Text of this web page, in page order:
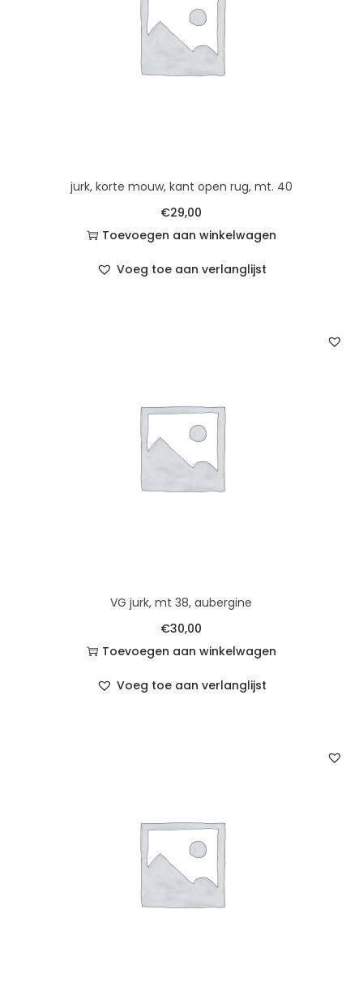
jurk, korte mouw, kant open rug, mt. 40
€29,00
Toevoegen aan winkelwagen
Voeg toe aan verlanglijst
VG jurk, mt 38, aubergine
€30,00
Toevoegen aan winkelwagen
Voeg toe aan verlanglijst